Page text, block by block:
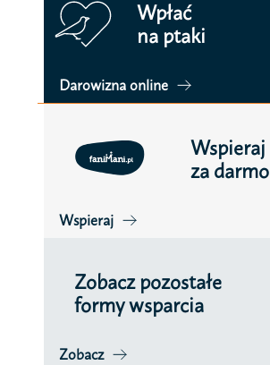
Wpłać
na ptaki
Darowizna online
Wspieraj
za darmo
Wspieraj
Zobacz pozostałe
formy wsparcia
Zobacz